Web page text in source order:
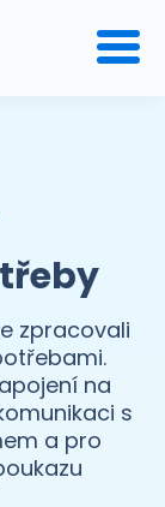
zpracovali
na
s
a pro